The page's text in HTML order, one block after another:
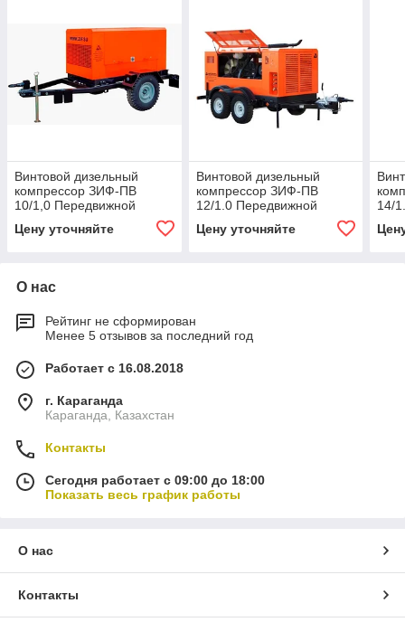
Винтовой дизельный
компрессор ЗИФ-ПВ
10/1,0 Передвижной
Цену уточняйте
Винтовой дизельный
компрессор ЗИФ-ПВ
12/1.0 Передвижной
Цену уточняйте
14/
О нас
Рейтинг не сформирован
Менее 5 отзывов за последний год
Работает с 16.08.2018
г. Караганда
Караганда, Казахстан
Контакты
Сегодня работает с 09:00 до 18:00
Показать весь график работы
О нас
Контакты